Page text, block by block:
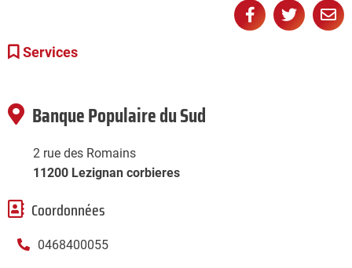
Partager
 
Services
Banque Populaire du Sud
2 rue des Romains
11200 Lezignan corbieres
Coordonnées
0468400055